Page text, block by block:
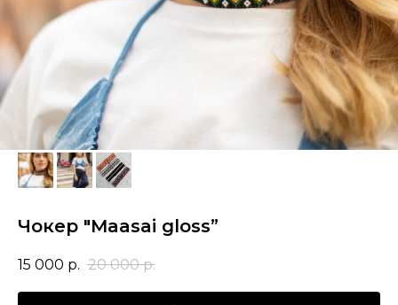
Чокер "Maasai gloss”
15 000 р. 20 000 р.